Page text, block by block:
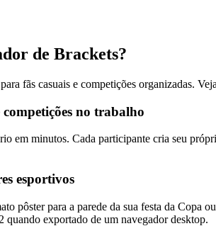
de Brackets?
fãs casuais e competições organizadas.
no trabalho
em minutos. Cada participante cria seu
esportivos
pôster para a parede da sua festa da Copa
quando exportado de um navegador desktop.